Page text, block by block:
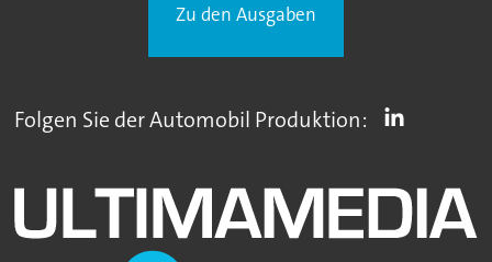
Zu den Ausgaben
Folgen Sie der Automobil Produktion: